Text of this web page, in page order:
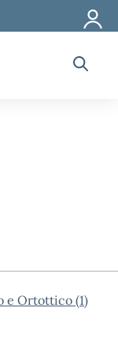
e Ortottico (1)